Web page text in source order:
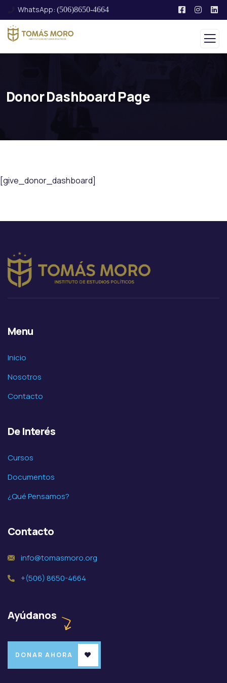
WhatsApp: (506)8650-4664
Donor Dashboard Page
[give_donor_dashboard]
Menu
Inicio
Nosotros
Contacto
De Interés
Cursos
Documentos
¿Qué Pensamos?
Contacto
info@tomasmoro.org
+(506) 8650-4664
Ayúdanos
DONAR AHORA